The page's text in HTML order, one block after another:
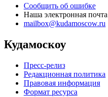
Сообщить об ошибке
Наша электронная почта
mailbox@kudamoscow.ru
Кудамоскоу
Пресс-релиз
Редакционная политика
Правовая информация
Формат ресурса